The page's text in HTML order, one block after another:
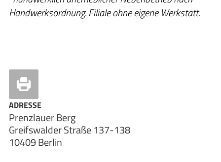
Handwerksordnung. Filiale ohne eigene Werkstatt.
ADRESSE
Prenzlauer Berg
Greifswalder Straße 137-138
10409 Berlin